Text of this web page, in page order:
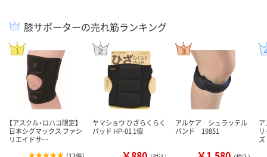
膝サポーターの売れ筋ランキング
【アスクル・ロハコ限定】
日本シグマックス ファシ
リエイドサ…
ヤマショウ ひざらくらく
パッド HP-01 1個
アルケア シュラッテル
バンド 19851